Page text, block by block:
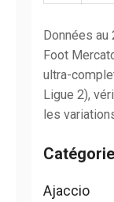
Données
Foot
ultra-
Ligue 2),
les
Ajaccio